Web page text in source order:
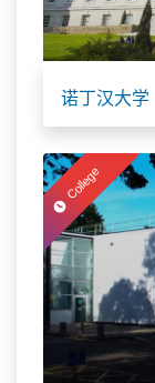
诺丁汉大学
College